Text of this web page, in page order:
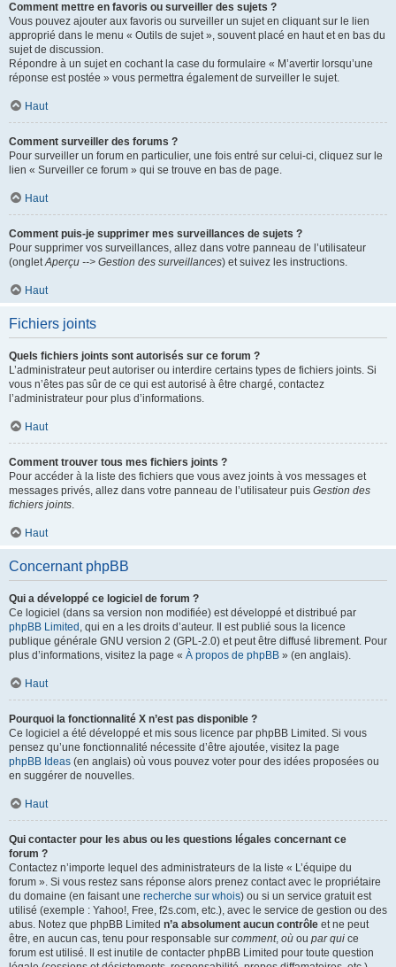
Comment mettre en favoris ou surveiller des sujets ?
Vous pouvez ajouter aux favoris ou surveiller un sujet en cliquant sur le lien
approprié dans le menu « Outils de sujet », souvent placé en haut et en bas du
sujet de discussion.
Répondre à un sujet en cochant la case du formulaire « M’avertir lorsqu’une
réponse est postée » vous permettra également de surveiller le sujet.
Haut
Comment surveiller des forums ?
Pour surveiller un forum en particulier, une fois entré sur celui-ci, cliquez sur le
lien « Surveiller ce forum » qui se trouve en bas de page.
Haut
Comment puis-je supprimer mes surveillances de sujets ?
Pour supprimer vos surveillances, allez dans votre panneau de l’utilisateur
(ongletAperçu --> Gestion des surveillances) et suivez les instructions.
Haut
Fichiers joints
Quels fichiers joints sont autorisés sur ce forum ?
L’administrateur peut autoriser ou interdire certains types de fichiers joints. Si
vous n’êtes pas sûr de ce qui est autorisé à être chargé, contactez
l’administrateur pour plus d’informations.
Haut
Comment trouver tous mes fichiers joints ?
Pour accéder à la liste des fichiers que vous avez joints à vos messages et
messages privés, allez dans votre panneau de l’utilisateur puis Gestion des
fichiers joints.
Haut
Concernant phpBB
Qui a développé ce logiciel de forum ?
Ce logiciel (dans sa version non modifiée) est développé et distribué par
phpBB Limited , qui en a les droits d’auteur. Il est publié sous la licence
publique générale GNU version 2 (GPL-2.0) et peut être diffusé librement. Pour
plus d’informations, visitez la page « À propos de phpBB » (en anglais).
Haut
Pourquoi la fonctionnalité X n’est pas disponible ?
Ce logiciel a été développé et mis sous licence par phpBB Limited. Si vous
pensez qu’une fonctionnalité nécessite d’être ajoutée, visitez la page
phpBB Ideas (en anglais) où vous pouvez voter pour des idées proposées ou
en suggérer de nouvelles.
Haut
Qui contacter pour les abus ou les questions légales concernant ce
forum ?
Contactez n’importe lequel des administrateurs de la liste « L’équipe du
forum ». Si vous restez sans réponse alors prenez contact avec le propriétaire
du domaine (en faisant une recherche sur whois) ou si un service gratuit est
utilisé (exemple : Yahoo!, Free, f2s.com, etc.), avec le service de gestion ou des
abus. Notez que phpBB Limited n’a absolument aucun contrôle et ne peut
être, en aucun cas, tenu pour responsable sur comment, où ou par qui ce
forum est utilisé. Il est inutile de contacter phpBB Limited pour toute question